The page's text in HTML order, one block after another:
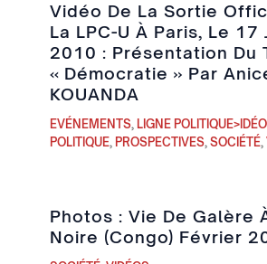
Vidéo De La Sortie
La LPC-U À Paris, Le 17
2010 : Présentation Du
« Démocratie » Par
KOUANDA
EVÉNEMENTS, LIGNE
POLITIQUE, PROSPECTIVES, SOCIÉTÉ,
Photos : Vie De Galère
Noire (Congo) Février